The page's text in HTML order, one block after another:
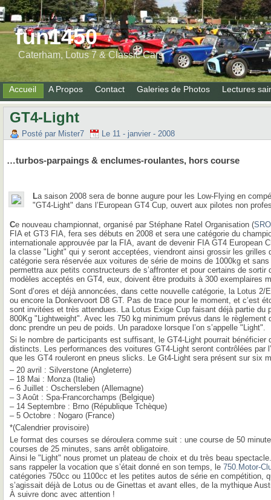
fun1450
Caterham, Lotus 7 & Classic Cars
Accueil A Propos Contact Galeries de Photos Lectures
GT4-Light
Posté par Mister7 Le 11 - janvier - 2008
…turbos-parpaings & enclumes-roulantes, hors course
La saison 2008 sera de bonne augure pour les Low-Flying en
"GT4-Light" dans l’European GT4 Cup, ouvert aux pilotes non
Ce nouveau championnat, organisé par Stéphane Ratel Organisation (
FIA et GT3 FIA, fera ses débuts en 2008 et sera une catégorie du
internationale approuvée par la FIA, avant de devenir FIA GT4 European
la classe "Light" qui y seront acceptées, viendront ainsi grossir les grilles
catégorie sera réservée aux voitures de série de moins de 1000kg et
permettra aux petits constructeurs de s’affronter et pour certains de sortir
modèles acceptés en GT4, eux, doivent être produits à 300 exemplaires
Sont d’ores et déjà annoncées, dans cette nouvelle catégorie, la Lotus
ou encore la Donkervoort D8 GT. Pas de trace pour le moment, et c’est
sont invitées et très attendues. La Lotus Exige Cup faisant déjà partie du
800Kg "Lightweight". Avec les 750 kg minimum prévus dans le
donc prendre un peu de poids. Un paradoxe lorsque l’on s’appelle "Light".
Si le nombre de participants est suffisant, le GT4-Light pourrait bénéficier
distincts. Les performances des voitures GT4-Light seront contrôlées par
que les GT4 rouleront en pneus slicks. Le Gt4-Light sera présent sur six
– 20 avril : Silverstone (Angleterre)
– 18 Mai : Monza (Italie)
– 6 Juillet : Oschersleben (Allemagne)
– 3 Août : Spa-Francorchamps (Belgique)
– 14 Septembre : Brno (République Tchèque)
– 5 Octobre : Nogaro (France)
*(Calendrier provisoire)
Le format des courses se déroulera comme suit : une course de 50
courses de 25 minutes, sans arrêt obligatoire.
Ainsi le "Light" nous promet un plateau de choix et du très beau
sans rappeler la vocation que s’était donné en son temps, le 750.Motor-
catégories 750cc ou 1100cc et les petites autos de série en compétition,
s’agissait déjà de Lotus ou de Ginettas et avant elles, de la mythique
À suivre donc avec attention !